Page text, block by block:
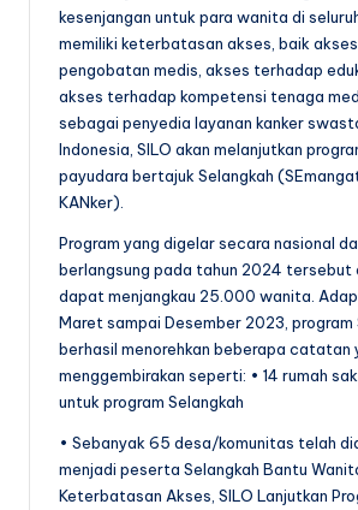
kesenjangan untuk para wanita di
memiliki keterbatasan akses, baik
pengobatan medis, akses terhadap
akses terhadap kompetensi tenaga
sebagai penyedia layanan kanker
Indonesia, SILO akan melanjutkan
payudara bertajuk Selangkah
KANker).
Program yang digelar secara nasional
berlangsung pada tahun 2024 tersebut
dapat menjangkau 25.000 wanita.
Maret sampai Desember 2023, program
berhasil menorehkan beberapa catatan
menggembirakan seperti: • 14 rumah
untuk program Selangkah
• Sebanyak 65 desa/komunitas telah
menjadi peserta Selangkah Bantu
Keterbatasan Akses, SILO Lanjutkan